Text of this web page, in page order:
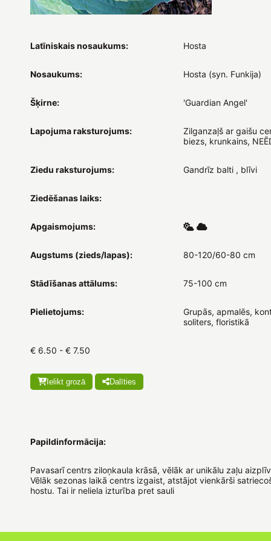
Latīniskais nosaukums: Hosta
Nosaukums: Hosta (syn. Funkija)
Šķirne: 'Guardian Angel'
Lapojuma raksturojums:
Zilganzaļš ar gaišu
biezs, krunkains,
Ziedu raksturojums: Gandrīz balti , blīvi
Ziedēšanas laiks:
Apgaismojums:
Augstums (zieds/lapas): 80-120/60-80 cm
Stādīšanas attālums: 75-100 cm
Pielietojums:
Grupās, apmalēs,
soliters, floristikā
€ 6.50 - € 7.50
Ielikt grozā Dalīties
Papildinformācija:
Pavasarī centrs ziloņkaula krāsā, vēlāk ar unikālu zaļu
Vēlāk sezonas laikā centrs izgaist, atstājot vienkārši
hostu. Tai ir neliela izturība pret sauli